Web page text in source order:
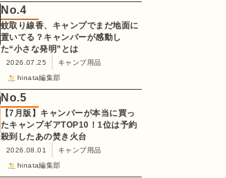
No.4
蚊取り線香、キャンプでまだ地面に
置いてる？キャンパーが感動し
た“小さな発明”とは
2026.07.25
キャンプ用品
hinata編集部
No.5
【7月版】キャンパーが本当に買っ
たキャンプギアTOP10！1位は予約
殺到したあの焚き火台
2026.08.01
キャンプ用品
hinata編集部